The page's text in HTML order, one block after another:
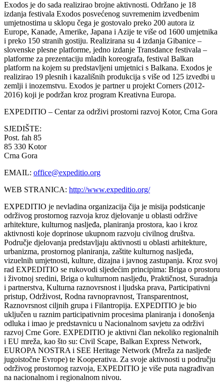
Exodos je do sada realizirao brojne aktivnosti. Održano je 18
izdanja festivala Exodos posvećenog suvremenim izvedbenim
umjetnostima u sklopu čega je gostovalo preko 200 autora iz
Europe, Kanade, Amerike, Japana i Azije te više od 1600 umjetnika
i preko 150 stranih gostiju. Realizirana su 4 izdanja Gibanice –
slovenske plesne platforme, jedno izdanje Transdance festivala –
platforme za prezentaciju mladih koreografa, festival Balkan
platform na kojem su predstavljeni umjetnici s Balkana. Exodos je
realizirao 19 plesnih i kazališnih produkcija s više od 125 izvedbi u
zemlji i inozemstvu. Exodos je partner u projekt Corners (2012-
2016) koji je podržan kroz program Kreativna Europa.
EXPEDITIO – Centar za održivi prostorni razvoj Kotor, Crna Gora
SJEDIŠTE:
Post. fah 85
85 330 Kotor
Crna Gora
EMAIL: office@expeditio.org
WEB STRANICA: http://www.expeditio.org/
EXPEDITIO je nevladina organizacija čija je misija podsticanje
održivog prostornog razvoja kroz djelovanje u oblasti održive
arhitekture, kulturnog nasljeđa, planiranja prostora, kao i kroz
aktivnosti koje doprinose ukupnom razvoju civilnog društva.
Područje djelovanja predstavljaju aktivnosti u oblasti arhitekture,
urbanizma, prostornog planiranja, zaštite kulturnog nasljeđa,
vizuelnih umjetnosti, kulture, dizajna i javnog zastupanja. Kroz svoj
rad EXPEDITIO se rukovodi sljedećim principima: Briga o prostoru
i životnoj sredini, Briga o kulturnom nasljeđu, Praktičnost, Suradnja
i partnerstva, Kulturna raznovrsnost i ljudska prava, Participativni
pristup, Održivost, Rodna ravnopravnost, Transparentnost,
Raznovrsnost ciljnih grupa i Filantropija. EXPEDITIO je bio
uključen u raznim participativnim procesima planiranja i donošenja
odluka i imao je predstavnicu u Nacionalnom savjetu za održivi
razvoj Crne Gore. EXPEDITIO je aktivni član nekoliko regionalnih
i EU mreža, kao što su: Civil Scape, Balkan Express Network,
EUROPA NOSTRA i SEE Heritage Network (Mreža za nasljeđe
jugoistočne Evrope) te Kooperativa. Za svoje aktivnosti u području
održivog prostornog razvoja, EXPEDITIO je više puta nagrađivan
na nacionalnom i regionalnom nivou.